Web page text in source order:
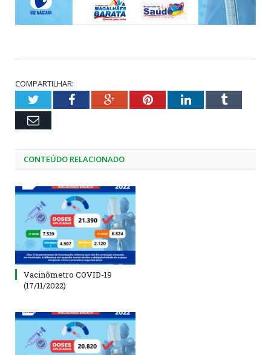
COMPARTILHAR:
TwitterFacebookGoogle+PinterestLinkedInTumblr
Email
CONTEÚDO RELACIONADO
Vacinômetro COVID-19
(17/11/2022)